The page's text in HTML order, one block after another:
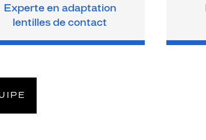
Experte en adaptation
lentilles de contact